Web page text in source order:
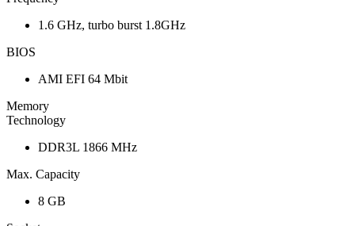
1.6 GHz, turbo burst 1.8GHz
BIOS
AMI EFI 64 Mbit
Memory
Technology
DDR3L 1866 MHz
Max. Capacity
8 GB